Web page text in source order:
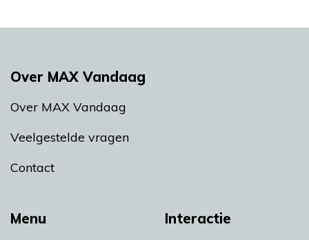
Menu Interactie
Over MAX Vandaag
Over MAX Vandaag
Veelgestelde vragen
Contact